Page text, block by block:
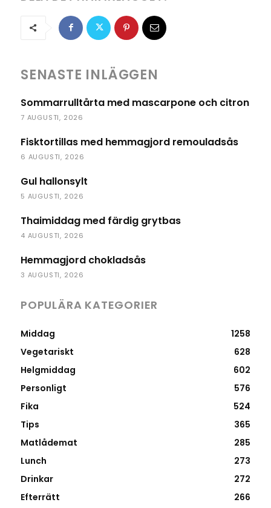
SENASTE INLÄGGEN
Sommarrulltårta med mascarpone och citron
7 AUGUSTI, 2026
Fisktortillas med hemmagjord remouladsås
6 AUGUSTI, 2026
Gul hallonsylt
5 AUGUSTI, 2026
Thaimiddag med färdig grytbas
4 AUGUSTI, 2026
Hemmagjord chokladsås
3 AUGUSTI, 2026
POPULÄRA KATEGORIER
Middag
1258
Vegetariskt
628
Helgmiddag
602
Personligt
576
Fika
524
Tips
365
Matlådemat
285
Lunch
273
Drinkar
272
Efterrätt
266